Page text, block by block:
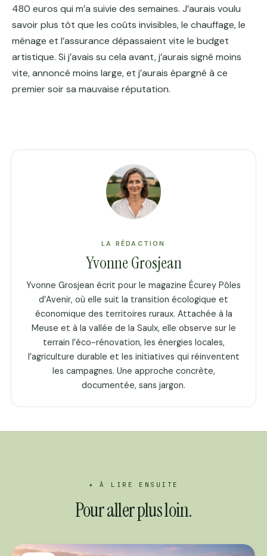
480 euros qui m’a suivie des semaines. J’aurais voulu
savoir plus tôt que les coûts invisibles, le chauffage, le
ménage et l’assurance dépassaient vite le budget
artistique. Si j’avais su cela avant, j’aurais signé moins
vite, annoncé moins large, et j’aurais épargné à ce
premier soir sa mauvaise réputation.
LA RÉDACTION
Yvonne Grosjean
Yvonne Grosjean écrit pour le magazine Écurey Pôles
d’Avenir, où elle suit la transition écologique et
économique des territoires ruraux. Attachée à la
Meuse et à la vallée de la Saulx, elle observe sur le
terrain l’éco-rénovation, les énergies locales,
l’agriculture durable et les initiatives qui réinventent
les campagnes. Une approche concrète,
documentée, sans jargon.
✦ À LIRE ENSUITE
Pour aller plus loin.